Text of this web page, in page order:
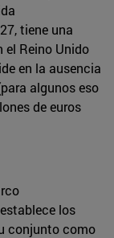
tiene una
Reino Unido
en la ausencia
algunos eso
de euros
los
conjunto como